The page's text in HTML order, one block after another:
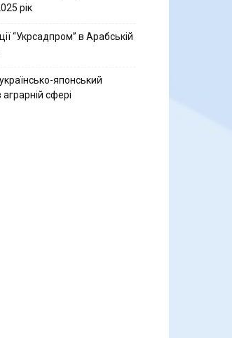
рік
“Укрсадпром” в Арабській
японський
аграрній сфері